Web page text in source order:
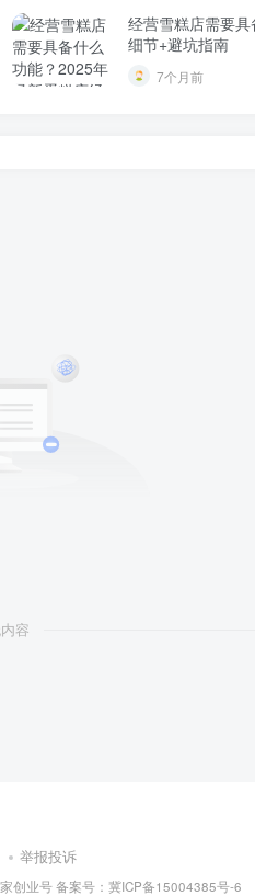
经营雪糕店需要
细节+避坑指南
7个月前
容
举报投诉
创业号备案号： 冀ICP备15004385号-6